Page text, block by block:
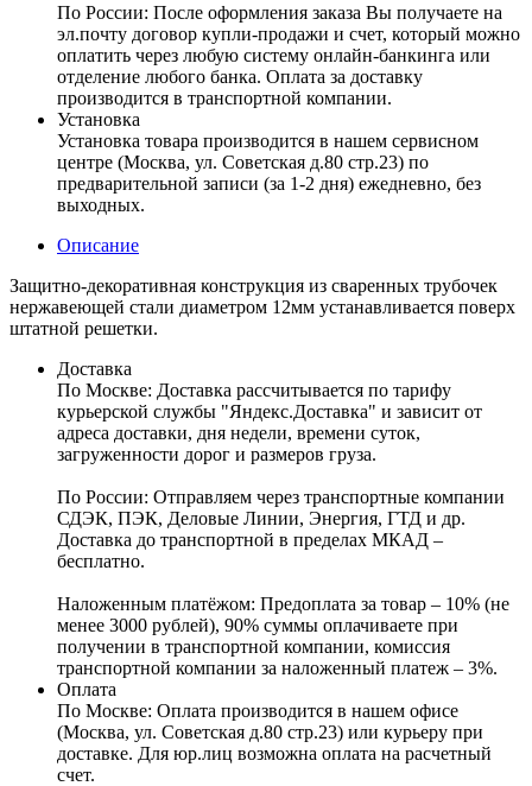
По России: После оформления заказа Вы получаете на
эл.почту договор купли-продажи и счет, который можно
оплатить через любую систему онлайн-банкинга или
отделение любого банка. Оплата за доставку
производится в транспортной компании.
Установка
Установка товара производится в нашем сервисном
центре (Москва, ул. Советская д.80 стр.23) по
предварительной записи (за 1-2 дня) ежедневно, без
выходных.
Описание
Защитно-декоративная конструкция из сваренных трубочек
нержавеющей стали диаметром 12мм устанавливается поверх
штатной решетки.
Доставка
По Москве: Доставка рассчитывается по тарифу
курьерской службы "Яндекс.Доставка" и зависит от
адреса доставки, дня недели, времени суток,
загруженности дорог и размеров груза.
По России: Отправляем через транспортные компании
СДЭК, ПЭК, Деловые Линии, Энергия, ГТД и др.
Доставка до транспортной в пределах МКАД –
бесплатно.
Наложенным платёжом: Предоплата за товар – 10% (не
менее 3000 рублей), 90% суммы оплачиваете при
получении в транспортной компании, комиссия
транспортной компании за наложенный платеж – 3%.
Оплата
По Москве: Оплата производится в нашем офисе
(Москва, ул. Советская д.80 стр.23) или курьеру при
доставке. Для юр.лиц возможна оплата на расчетный
счет.